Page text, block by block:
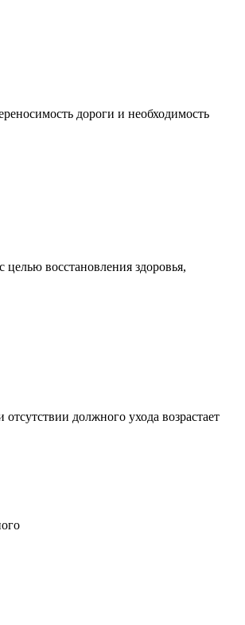
дороги и необходимость
восстановления здоровья,
должного ухода возрастает